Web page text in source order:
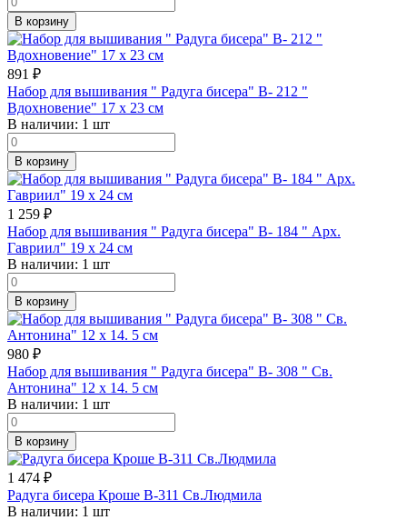
В корзину
891 ₽
Набор для вышивания " Радуга бисера" В- 212 "
Вдохновение" 17 х 23 см
В наличии: 1 шт
В корзину
1 259 ₽
Набор для вышивания " Радуга бисера" В- 184 " Арх.
Гавриил" 19 х 24 см
В наличии: 1 шт
В корзину
980 ₽
Набор для вышивания " Радуга бисера" В- 308 " Св.
Антонина" 12 х 14. 5 см
В наличии: 1 шт
В корзину
1 474 ₽
Радуга бисера Кроше В-311 Св.Людмила
В наличии: 1 шт